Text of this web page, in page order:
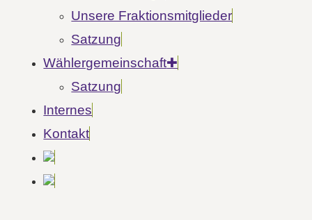
Unsere Fraktionsmitglieder
Satzung
Wähler­gemeinschaft
Satzung
Internes
Kontakt